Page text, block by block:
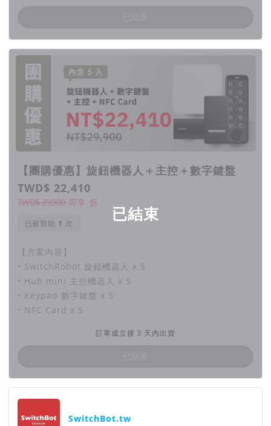
品。
主控搭配 SwitchRobot 的開門方式：
遠端遙控
NFC Tags 手機掃描
數字鍵盤：支援數字密碼及指紋解鎖，隨貨附贈一張 NFC
Card，可用磁卡感應解鎖。
數字鍵盤搭配 SwitchRobot 的開門方式：APP 操作、 NFC
Tags 手機掃描
一般鑰匙
主控搭配數字鍵盤及 SwitchRobot 的開門方式：APP 操作
語音助理、 遠端遙控、
手機掃描、一般鑰匙
【聯絡我們】
聯絡信箱：
switchbot.tw@gmail.com
粉絲專頁：
https://www.facebook.com/switchBottw
依照消費者保護法的規定，您享有商品貨到次日起七天猶豫期的
括商品本體、配件、贈品、保證書、原廠包裝及所有附隨文件或
資料的完整性），切勿缺漏任何配件或損毀原廠外盒，若因此產
範。原銷售商提供的免費更換 SwitchBot 產品服務將使用全新
SwitchBot.tw
已結束
【團購優惠】旋鈕機器人＋主控＋數字鍵盤
TWD$ 22,410
TWD$ 29,900 即享 折
已被贊助 次
【方案內容】
• SwitchRobot 旋鈕機器人 x 5
• Hub mini 主控機器人 x 5
• Keypad 數字鍵盤 x 5
• NFC Card x 5
訂單成立後 3 天內出貨